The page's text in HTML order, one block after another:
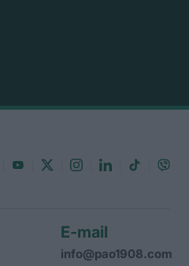
E-mail
info@pao1908.com